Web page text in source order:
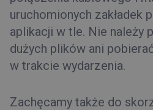
uruchomionych zakładek
aplikacji w tle. Nie należy
dużych plików ani
w trakcie wydarzenia.
Zachęcamy także do